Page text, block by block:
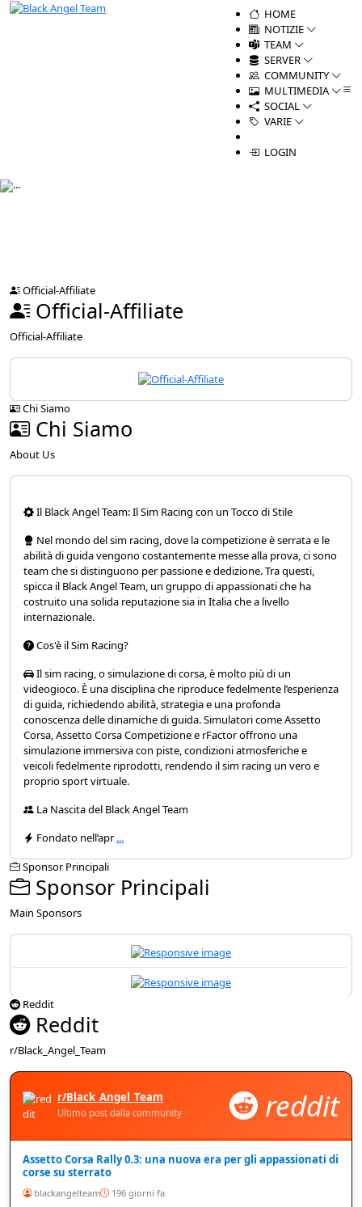
HOME
NOTIZIE
TEAM
SERVER
COMMUNITY
MULTIMEDIA
SOCIAL
VARIE
LOGIN
Official-Affiliate
Official-Affiliate
Official-Affiliate
Chi Siamo
Chi Siamo
About Us
Il Black Angel Team: Il Sim Racing con un Tocco di Stile
Nel mondo del sim racing, dove la competizione è serrata e le
abilità di guida vengono costantemente messe alla prova, ci sono
team che si distinguono per passione e dedizione. Tra questi,
spicca il Black Angel Team, un gruppo di appassionati che ha
costruito una solida reputazione sia in Italia che a livello
internazionale.
Cos'è il Sim Racing?
Il sim racing, o simulazione di corsa, è molto più di un
videogioco. È una disciplina che riproduce fedelmente l’esperienza
di guida, richiedendo abilità, strategia e una profonda
conoscenza delle dinamiche di guida. Simulatori come Assetto
Corsa, Assetto Corsa Competizione e rFactor offrono una
simulazione immersiva con piste, condizioni atmosferiche e
veicoli fedelmente riprodotti, rendendo il sim racing un vero e
proprio sport virtuale.
La Nascita del Black Angel Team
Fondato nell’apr...
Sponsor Principali
Sponsor Principali
Main Sponsors
Reddit
Reddit
r/Black_Angel_Team
r/Black_Angel_Team
Ultimo post dalla community reddit
Assetto Corsa Rally 0.3: una nuova era per gli appassionati di
corse su sterrato
blackangelteam 196 giorni fa